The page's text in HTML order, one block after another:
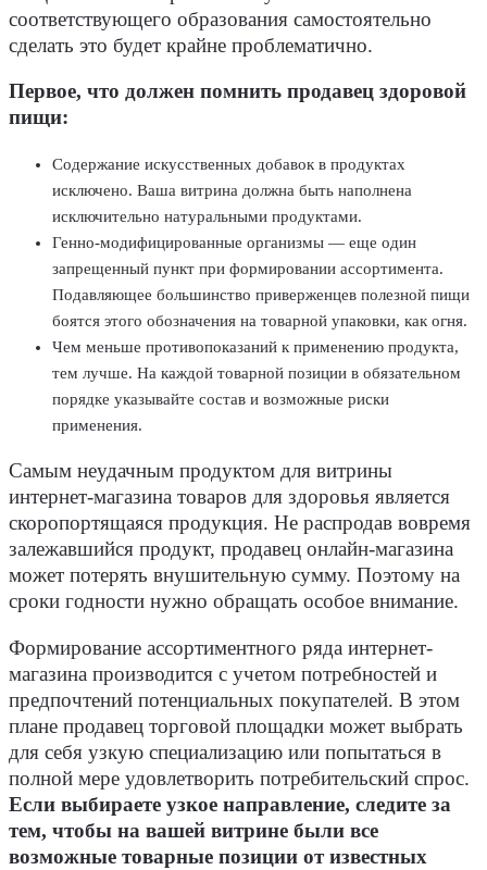
соответствующего образования самостоятельно
сделать это будет крайне проблематично.
Первое, что должен помнить продавец здоровой
пищи:
Содержание искусственных добавок в продуктах
исключено. Ваша витрина должна быть наполнена
исключительно натуральными продуктами.
Генно-модифицированные организмы — еще один
запрещенный пункт при формировании ассортимента.
Подавляющее большинство приверженцев полезной пищи
боятся этого обозначения на товарной упаковки, как огня.
Чем меньше противопоказаний к применению продукта,
тем лучше. На каждой товарной позиции в обязательном
порядке указывайте состав и возможные риски
применения.
Самым неудачным продуктом для витрины
интернет-магазина товаров для здоровья является
скоропортящаяся продукция. Не распродав вовремя
залежавшийся продукт, продавец онлайн-магазина
может потерять внушительную сумму. Поэтому на
сроки годности нужно обращать особое внимание.
Формирование ассортиментного ряда интернет-
магазина производится с учетом потребностей и
предпочтений потенциальных покупателей. В этом
плане продавец торговой площадки может выбрать
для себя узкую специализацию или попытаться в
полной мере удовлетворить потребительский спрос.
Если выбираете узкое направление, следите за
тем, чтобы на вашей витрине были все
возможные товарные позиции от известных